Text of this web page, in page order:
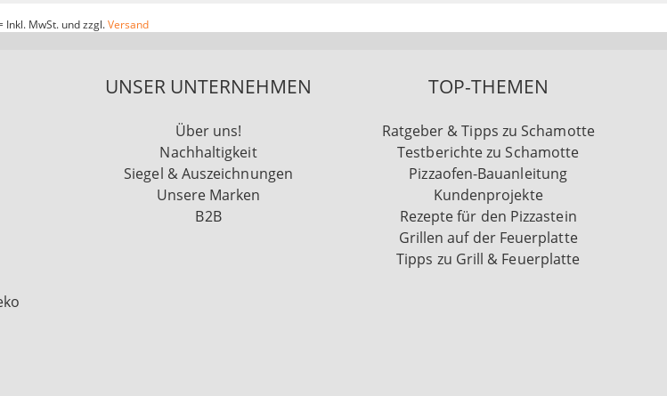
Inkl. MwSt. und zzgl.Versand
UNSER UNTERNEHMEN
Über uns!
Nachhaltigkeit
Siegel & Auszeichnungen
Unsere Marken
B2B
TOP-THEMEN
Ratgeber & Tipps zu Schamotte
Testberichte zu Schamotte
Pizzaofen-Bauanleitung
Kundenprojekte
Rezepte für den Pizzastein
Grillen auf der Feuerplatte
Tipps zu Grill & Feuerplatte